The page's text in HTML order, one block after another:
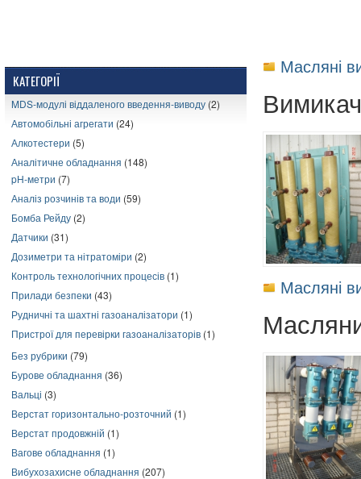
КАТЕГОРІЇ
MDS-модулі віддаленого введення-виводу (2)
Автомобільні агрегати (24)
Алкотестери (5)
Аналітичне обладнання (148)
pH-метри (7)
Аналіз розчинів та води (59)
Бомба Рейду (2)
Датчики (31)
Дозиметри та нітратоміри (2)
Контроль технологічних процесів (1)
Прилади безпеки (43)
Рудничні та шахтні газоаналізатори (1)
Пристрої для перевірки газоаналізаторів (1)
Без рубрики (79)
Бурове обладнання (36)
Вальці (3)
Верстат горизонтально-розточний (1)
Верстат продовжній (1)
Вагове обладнання (1)
Вибухозахисне обладнання (207)
Масляні
Масляні